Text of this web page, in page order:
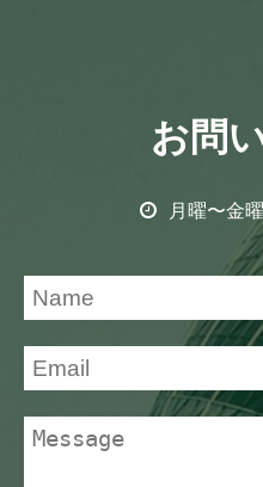
お問
月曜〜金